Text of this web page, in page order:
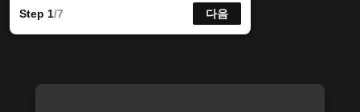
Step 1/7 다음